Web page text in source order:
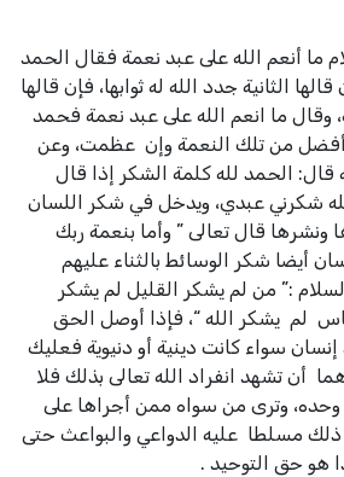
ما أنعم الله على عبد نعمة فقال الحمد
الثانية جدد الله له ثوابها، فإن قالها
وقال ما انعم الله على عبد نعمة فحمد
أفضل من تلك النعمة وإن عظمت، وعن
قال: الحمد لله كلمة الشكر إذا قال
شكرني عبدي، ويدخل في شكر اللسان
ونشرها قال تعالى ” وأما بنعمة ربك
أيضا شكر الوسائط بالثناء عليهم
:” من لم يشكر القليل لم يشكر
لم يشكر الله “، فإذا أوصل الحق
سواء كانت دينية أو دنيوية فعليك
أن تشهد انفراد الله تعالى بذلك فلا
وحده، وترى من سواه ممن أجراها على
ذلك مسلطا عليه الدواعي والبواعث حتى
هو حق التوحيد .